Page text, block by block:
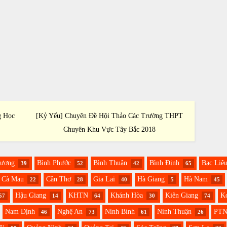
Học
[Kỷ Yếu] Chuyên Đề Hội Thảo Các Trường THPT
Chuyên Khu Vực Tây Bắc 2018
39 Bình Phước 52 Bình Thuận 42 Bình Định 65 Bạc Liêu
Cà Mau 22 Cần Thơ 28 Gia Lai 40 Hà Giang 5 Hà Nam 45
Hậu Giang 14 KHTN 64 Khánh Hòa 30 Kiên Giang 74
Nam Định 46 Nghệ An 73 Ninh Bình 61 Ninh Thuận 26